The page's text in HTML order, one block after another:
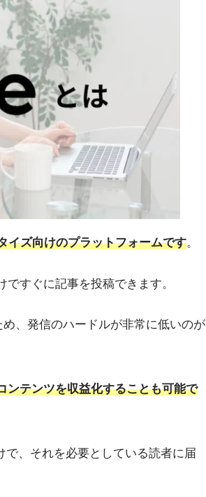
イズ向けのプラットフォームです。
すぐに記事を投稿できます。
、発信のハードルが非常に低いのが
ンテンツを収益化することも可能で
で、それを必要としている読者に届